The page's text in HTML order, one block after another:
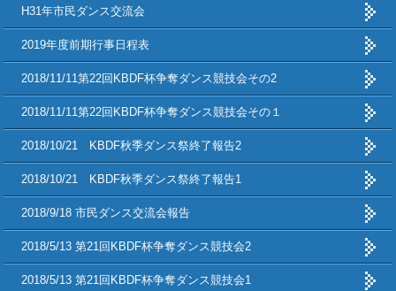
H31年市民ダンス交流会
2019年度前期行事日程表
2018/11/11第22回KBDF杯争奪ダンス競技会その2
2018/11/11第22回KBDF杯争奪ダンス競技会その１
2018/10/21 KBDF秋季ダンス祭終了報告2
2018/10/21 KBDF秋季ダンス祭終了報告1
2018/9/18 市民ダンス交流会報告
2018/5/13 第21回KBDF杯争奪ダンス競技会2
2018/5/13 第21回KBDF杯争奪ダンス競技会1